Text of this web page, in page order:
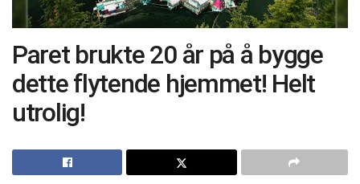
Paret brukte 20 år på å bygge
dette flytende hjemmet! Helt
utrolig!